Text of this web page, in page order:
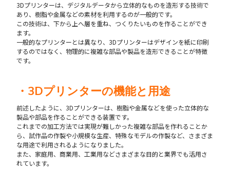
3Dプリンターは、デジタルデータから立体的なものを造形する技術で
あり、樹脂や金属などの素材を利用するのが一般的です。
この技術は、下から上へ層を重ね、つくりたいものを作ることができ
ます。
一般的なプリンターとは異なり、3Dプリンターはデザインを紙に印刷
するのではなく、物理的に複雑な部品や製品を造形できることが特徴
です。
・3Dプリンターの機能と用途
前述したように、3Dプリンターは、樹脂や金属などを使った立体的な
製品や部品を作ることができる装置です。
これまでの加工方法では実現が難しかった複雑な部品を作れることか
ら、試作品の作製や小規模な生産、特殊なモデルの作製など、さまざま
な用途で利用されるようになりました。
また、家庭用、商業用、工業用などさまざまな目的と業界でも活用さ
れています。